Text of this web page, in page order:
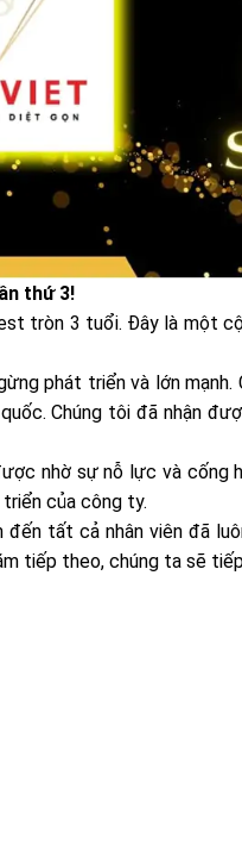
thứ 3!
tròn 3 tuổi. Đây là một
phát triển và lớn
Chúng tôi đã nhận
nhờ sự nỗ lực và cống
của công ty.
tất cả nhân viên đã
tiếp theo, chúng ta sẽ